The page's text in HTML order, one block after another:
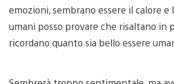
emozioni, sembrano essere il calore e
umani posso provare che risaltano in
ricordano quanto sia bello essere